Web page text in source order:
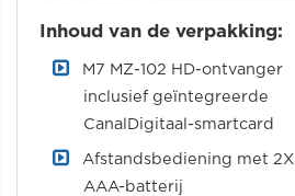
Inhoud van de verpakking:
M7 MZ-102 HD-ontvanger
inclusief geïntegreerde
CanalDigitaal-smartcard
Afstandsbediening met 2X
AAA-batterij